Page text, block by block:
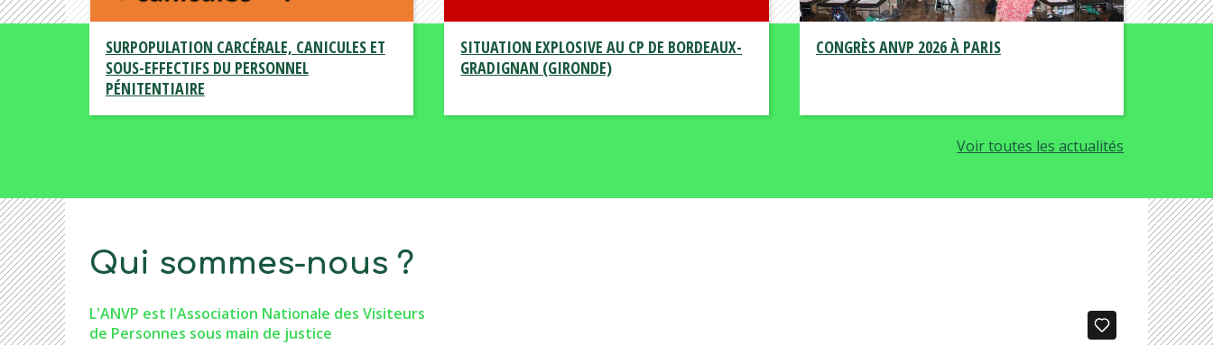
SURPOPULATION CARCÉRALE, CANICULES ET
SOUS-EFFECTIFS DU PERSONNEL
PÉNITENTIAIRE
SITUATION EXPLOSIVE AU CP DE BORDEAUX-
GRADIGNAN (GIRONDE)
CONGRÈS ANVP 2026 À PARIS
Voir toutes les actualités
Qui sommes-nous ?
L'ANVP est l'Association Nationale des Visiteurs
de Personnes sous main de justice